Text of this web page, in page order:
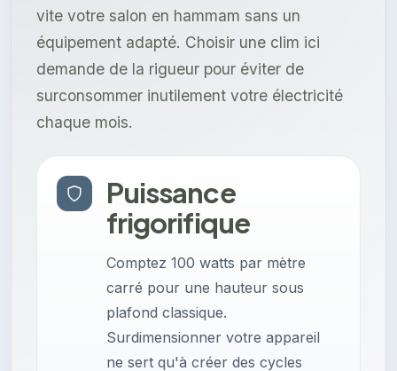
vite votre salon en hammam sans un
équipement adapté. Choisir une clim ici
demande de la rigueur pour éviter de
surconsommer inutilement votre électricité
chaque mois.
Puissance
frigorifique
Comptez 100 watts par mètre
carré pour une hauteur sous
plafond classique.
Surdimensionner votre appareil
ne sert qu'à créer des cycles